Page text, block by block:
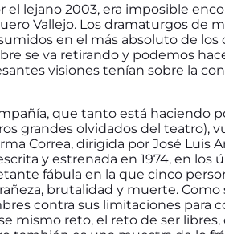
el lejano 2003, era imposible
Vallejo. Los dramaturgos de
en el más absoluto de los
se va retirando y podemos
visiones tenían sobre la
que tanto está haciendo
grandes olvidados del teatro),
Correa, dirigida por José Luis
y estrenada en 1974, en los
fábula en la que cinco
brutalidad y muerte. Como
contra sus limitaciones para
mismo reto, el reto de ser libres,